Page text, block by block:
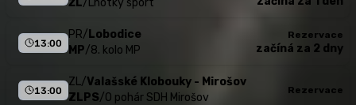
ŽL/Lhotky sport
13:00
PR/ Lobodice
MP/8. kolo MP
Rezervace
začíná za 2 dny
13:00
ZL/Valašské Klobouky - Mirošov
ZLPS/O pohár SDH Mirošov
Rezervace